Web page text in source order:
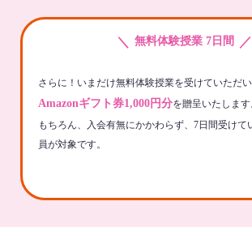
＼ 無料体験授業 7日間 ／
さらに！いまだけ無料体験授業を受けていただ
Amazonギフト券1,000円分を贈呈いたします
もちろん、入会有無にかかわらず、7日間受けて
員が対象です。